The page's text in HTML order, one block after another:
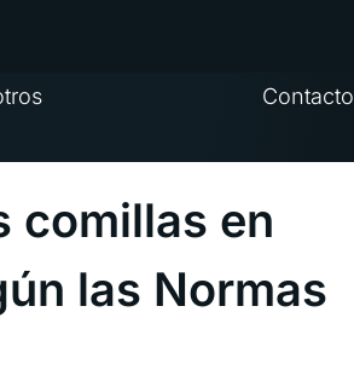
Contacto
comillas en
las Normas